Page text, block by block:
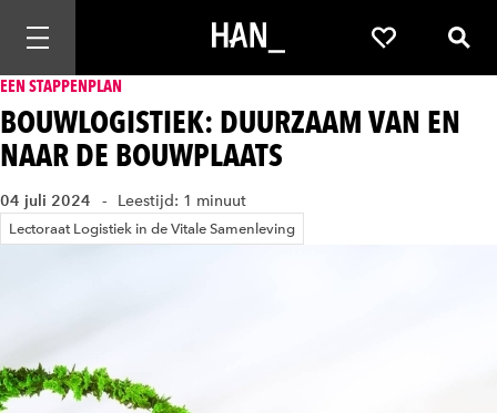
Mobiele navigatie openen Favorieten
EEN STAPPENPLAN
BOUWLOGISTIEK: DUURZAAM VAN EN
NAAR DE BOUWPLAATS
04 juli 2024 Leestijd: 1 minuut
Lectoraat Logistiek in de Vitale Samenleving